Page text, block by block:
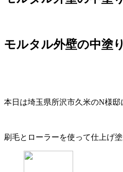
モルタル外壁の中塗
本日は埼玉県所沢市久米のN様邸
刷毛とローラーを使って仕上げ